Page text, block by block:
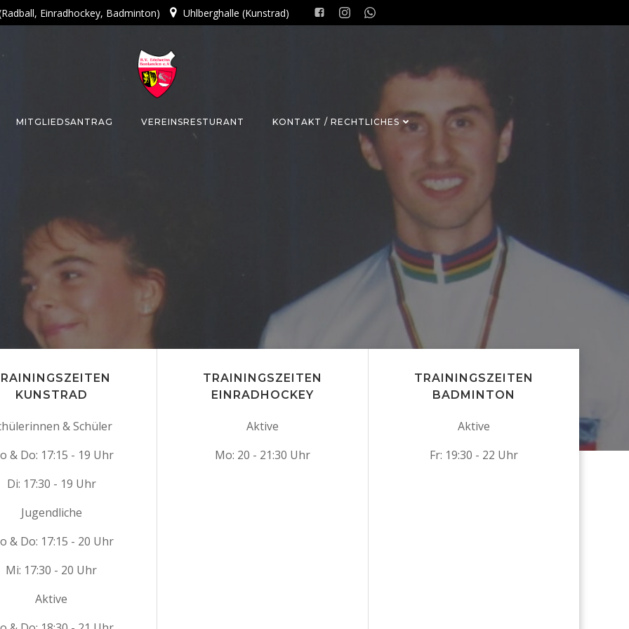
Einradhockey, Badminton) Uhlberghalle (Kunstrad)
MITGLIEDSANTRAG VEREINSRESTURANT KONTAKT / RECHTLICHES
KUNSTRAD
& Schüler
& Do: 17:15 - 19 Uhr
Di: 17:30 - 19 Uhr
Jugendliche
& Do: 17:15 - 20 Uhr
Mi: 17:30 - 20 Uhr
Aktive
TRAININGSZEITEN
EINRADHOCKEY
Aktive
Mo: 20 - 21:30 Uhr
TRAININGSZEITEN
BADMINTON
Aktive
Fr: 19:30 - 22 Uhr